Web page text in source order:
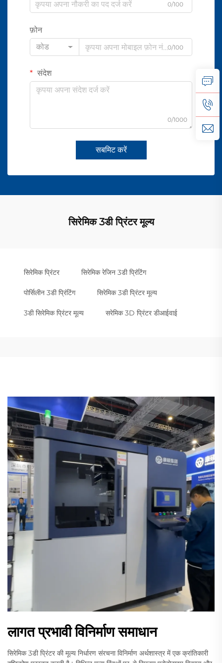
0/100
फ़ोन
कोड
0/100
संदेश
0/1000
सबमिट करें
सिरेमिक 3डी प्रिंटर मूल्य
सिरेमिक प्रिंटर सिरेमिक रेजिन 3डी प्रिंटिंग
पोर्सिलीन 3डी प्रिंटिंग सिरेमिक 3डी प्रिंटर मूल्य
3डी सिरेमिक प्रिंटर मूल्य सरेमिक 3D प्रिंटर डीआईवाई
लागत प्रभावी विनिर्माण समाधान
सिरेमिक 3डी प्रिंटर की मूल्य निर्धारण संरचना विनिर्माण अर्थशास्त्र में एक क्रांतिकारी